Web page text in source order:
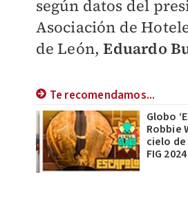
según datos del
Asociación de
de León,Eduardo
Te recomendamos...
Globo
Robbie
cielo
FIG